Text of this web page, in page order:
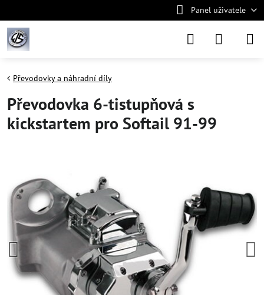
Panel uživatele
Převodovky a náhradní díly
Převodovka 6-tistupňová s
kickstartem pro Softail 91-99